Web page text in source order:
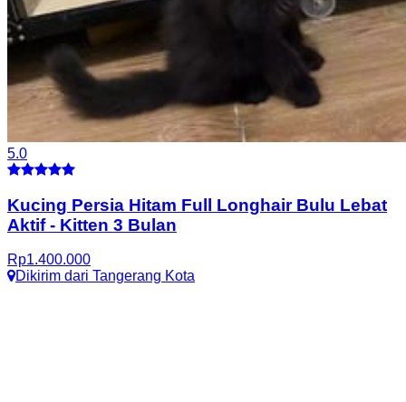
5.0
Kucing Persia Hitam Full Longhair Bulu Lebat
Aktif- Kitten 3 Bulan
Rp1.400.000
Dikirim dari Tangerang Kota